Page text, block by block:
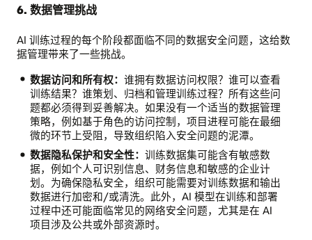
畅，
期
不
致
数
据
管
理：
组
织
内
存
在
安
全
6. 数据管理挑战
AI 训练过程的每个阶段都面临不同的数据安全问题，这给数
据管理带来了一些挑战。
数据访问和所有权： 谁拥有数据访问权限？谁可以查看
训练结果？谁策划、归档和管理训练过程？所有这些问
题都必须得到妥善解决。如果没有一个适当的数据管理
策略，例如基于角色的访问控制，项目进程可能在最细
微的环节上受阻，导致组织陷入安全问题的泥潭。
数据隐私保护和安全性： 训练数据集可能含有敏感数
据，例如个人可识别信息、财务信息和敏感的企业计
划。为确保隐私安全，组织可能需要对训练数据和输出
数据进行加密和/或清洗。此外，AI 模型在训练和部署
过程中还可能面临常见的网络安全问题，尤其是在 AI
项目涉及公共或外部资源时。